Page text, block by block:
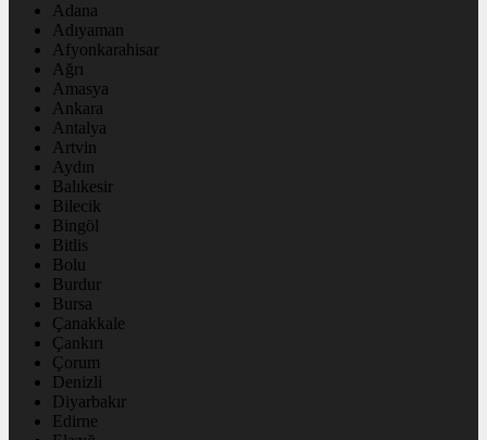
Adana
Adıyaman
Afyonkarahisar
Ağrı
Amasya
Ankara
Antalya
Artvin
Aydın
Balıkesir
Bilecik
Bingöl
Bitlis
Bolu
Burdur
Bursa
Çanakkale
Çankırı
Çorum
Denizli
Diyarbakır
Edirne